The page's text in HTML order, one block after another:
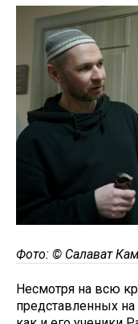
Фото: © Салават
Несмотря на всю
представленных